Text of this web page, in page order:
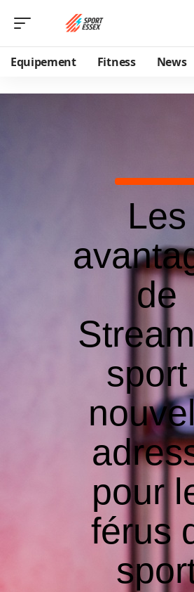
Equipement Fitness News
Les
de
sport
pour
férus